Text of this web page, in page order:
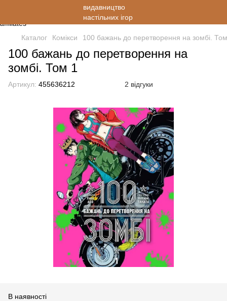
Каталог Комікси 100 бажань до перетворення на зомбі.
100 бажань до перетворення на
зомбі. Том 1
Артикул: 455636212 2 відгуки
В наявності